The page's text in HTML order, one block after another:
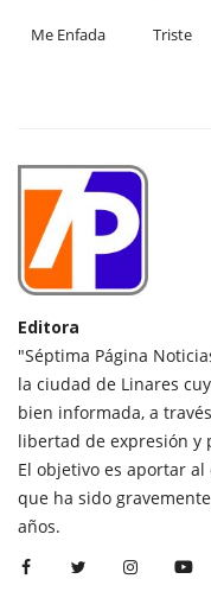
Me Enfada Triste
Editora
"Séptima Página
la ciudad de Linares
bien informada, a
libertad de expresión y
El objetivo es aportar
que ha sido
años.